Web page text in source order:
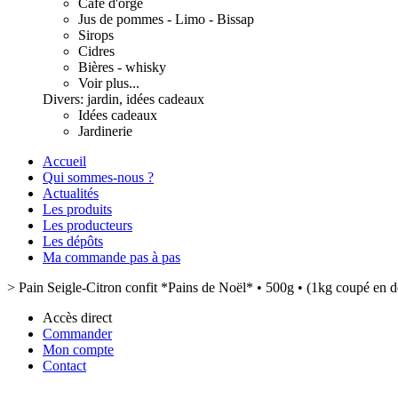
Café d'orge
Jus de pommes - Limo - Bissap
Sirops
Cidres
Bières - whisky
Voir plus...
Divers: jardin, idées cadeaux
Idées cadeaux
Jardinerie
Accueil
Qui sommes-nous ?
Actualités
Les produits
Les producteurs
Les dépôts
Ma commande pas à pas
> Pain Seigle-Citron confit *Pains de Noël* • 500g • (1kg coupé en
Accès direct
Commander
Mon compte
Contact